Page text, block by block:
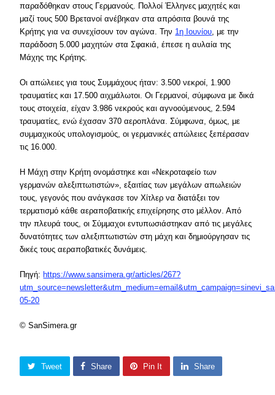
παραδόθηκαν στους Γερμανούς. Πολλοί Έλληνες μαχητές και
μαζί τους 500 Βρετανοί ανέβηκαν στα απρόσιτα βουνά της
Κρήτης για να συνεχίσουν τον αγώνα. Την 1η Ιουνίου, με την
παράδοση 5.000 μαχητών στα Σφακιά, έπεσε η αυλαία της
Μάχης της Κρήτης.
Οι απώλειες για τους Συμμάχους ήταν: 3.500 νεκροί, 1.900
τραυματίες και 17.500 αιχμάλωτοι. Οι Γερμανοί, σύμφωνα με δικά
τους στοιχεία, είχαν 3.986 νεκρούς και αγνοούμενους, 2.594
τραυματίες, ενώ έχασαν 370 αεροπλάνα. Σύμφωνα, όμως, με
συμμαχικούς υπολογισμούς, οι γερμανικές απώλειες ξεπέρασαν
τις 16.000.
Η Μάχη στην Κρήτη ονομάστηκε και «Νεκροταφείο των
γερμανών αλεξιπτωτιστών», εξαιτίας των μεγάλων απωλειών
τους, γεγονός που ανάγκασε τον Χίτλερ να διατάξει τον
τερματισμό κάθε αεραποβατικής επιχείρησης στο μέλλον. Από
την πλευρά τους, οι Σύμμαχοι εντυπωσιάστηκαν από τις μεγάλες
δυνατότητες των αλεξιπτωτιστών στη μάχη και δημιούργησαν τις
δικές τους αεραποβατικές δυνάμεις.
Πηγή: https://www.sansimera.gr/articles/267?
05-20
© SanSimera.gr
Tweet Share Pin It Share